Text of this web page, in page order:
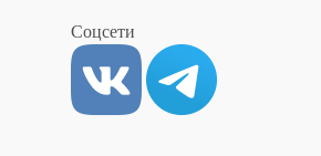
Соцсети